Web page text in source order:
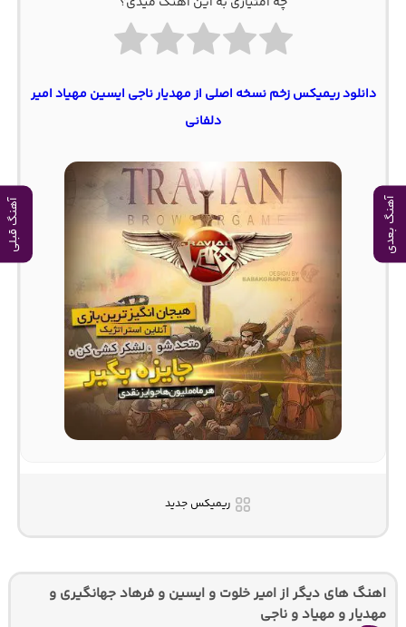
آهنگ بعدی آهنگ قبلی
دانلود ریمیکس زخم نسخه اصلی از مهدیار ناجی ایسین مهیاد امیر
دلفانی
ریمیکس جدید
اهنگ های دیگر از امیر خلوت و ایسین و فرهاد جهانگیری و
مهدیار و مهیاد و ناجی